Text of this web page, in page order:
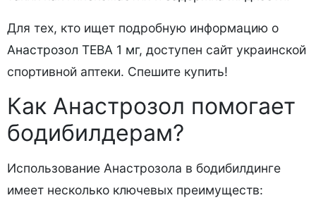
Для тех, кто ищет подробную информацию о
Анастрозол ТЕВА 1 мг, доступен сайт украинской
спортивной аптеки. Спешите купить!
Как Анастрозол помогает
бодибилдерам?
Использование Анастрозола в бодибилдинге
имеет несколько ключевых преимуществ: